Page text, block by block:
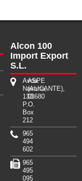
Alcon 100
Import Export
S.L.
Avda.
Navarra,
133.
P.O.
Box
212
ASPE
(ALICANTE),
03680
965
494
602
965
495
095